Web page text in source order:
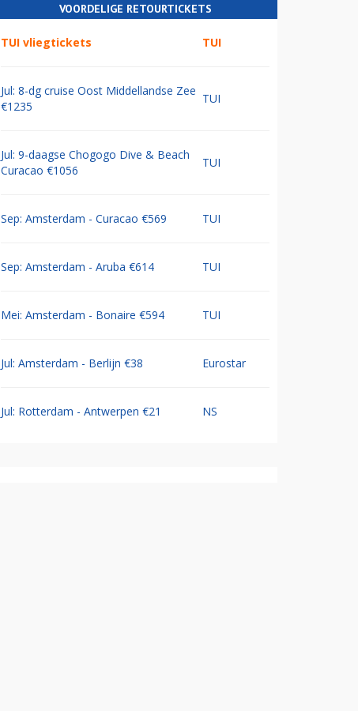
VOORDELIGE RETOURTICKETS
TUI vliegtickets TUI
Jul: 8-dg cruise Oost Middellandse Zee
€1235
TUI
Jul: 9-daagse Chogogo Dive & Beach
Curacao €1056
TUI
Sep: Amsterdam - Curacao €569 TUI
Sep: Amsterdam - Aruba €614 TUI
Mei: Amsterdam - Bonaire €594 TUI
Jul: Amsterdam - Berlijn €38 Eurostar
Jul: Rotterdam - Antwerpen €21 NS